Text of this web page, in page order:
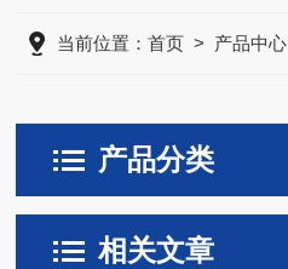
当前位置：首页 > 产品中心
产品分类
相关文章